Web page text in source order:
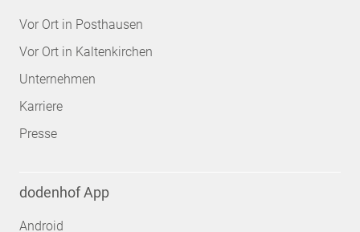
Vor Ort in Posthausen
Vor Ort in Kaltenkirchen
Unternehmen
Karriere
Presse
dodenhof App
Android